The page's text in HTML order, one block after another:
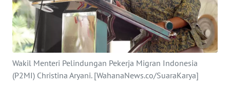
Wakil Menteri Pelindungan Pekerja Migran Indonesia
(P2MI) Christina Aryani. [WahanaNews.co/SuaraKarya]
IKLAN
TENTANG
KAMI
PEDOMAN
MEDIA